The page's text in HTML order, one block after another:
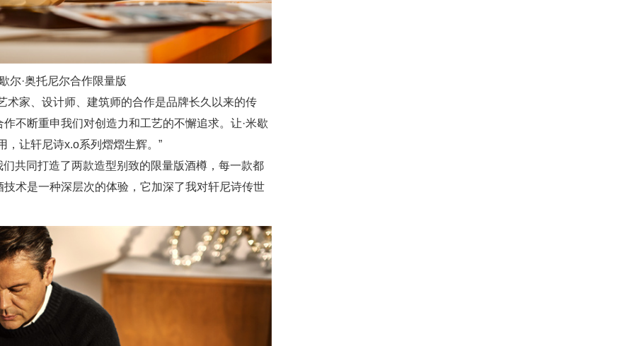
尔·奥托尼尔合作限量版
术家、设计师、建筑师的合作是品牌长久以来的传
不断重申我们对创造力和工艺的不懈追求。让·米歇
，让轩尼诗x.o系列熠熠生辉。”
们共同打造了两款造型别致的限量版酒樽，每一款都
术是一种深层次的体验，它加深了我对轩尼诗传世